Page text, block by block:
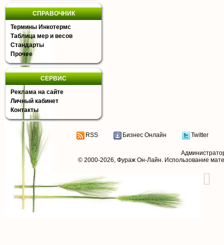
СПРАВОЧНИК
Термины Инкотермс
Таблица мер и весов
Стандарты
Прочее
СЕРВИС
Реклама на сайте
Личный кабинет
Контакты
RSS Бизнес Онлайн Twitter
© 2000-2026, Фураж Он-Лайн. Использование